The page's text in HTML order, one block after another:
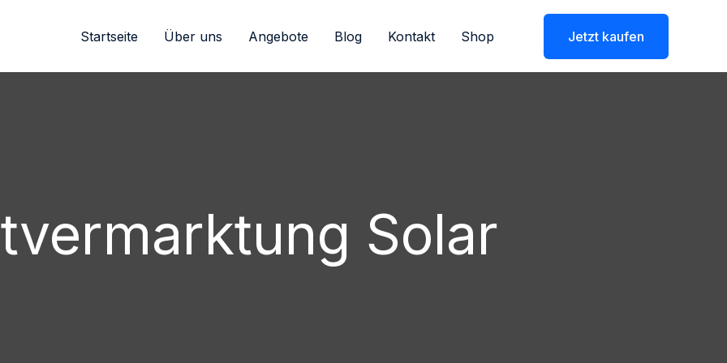
Startseite Über uns Angebote Blog Kontakt Shop Jetzt kaufen
Solar